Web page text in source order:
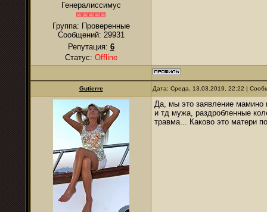
Генералиссимус
Группа: Проверенные
Сообщений: 29931
Репутация: 6
Статус: Offline
Gutierre Дата: Среда, 13.03.2019, 22:22 |
Да, мы это заявление мамино
и тд мужа, раздробленные
травма... Каково это матери